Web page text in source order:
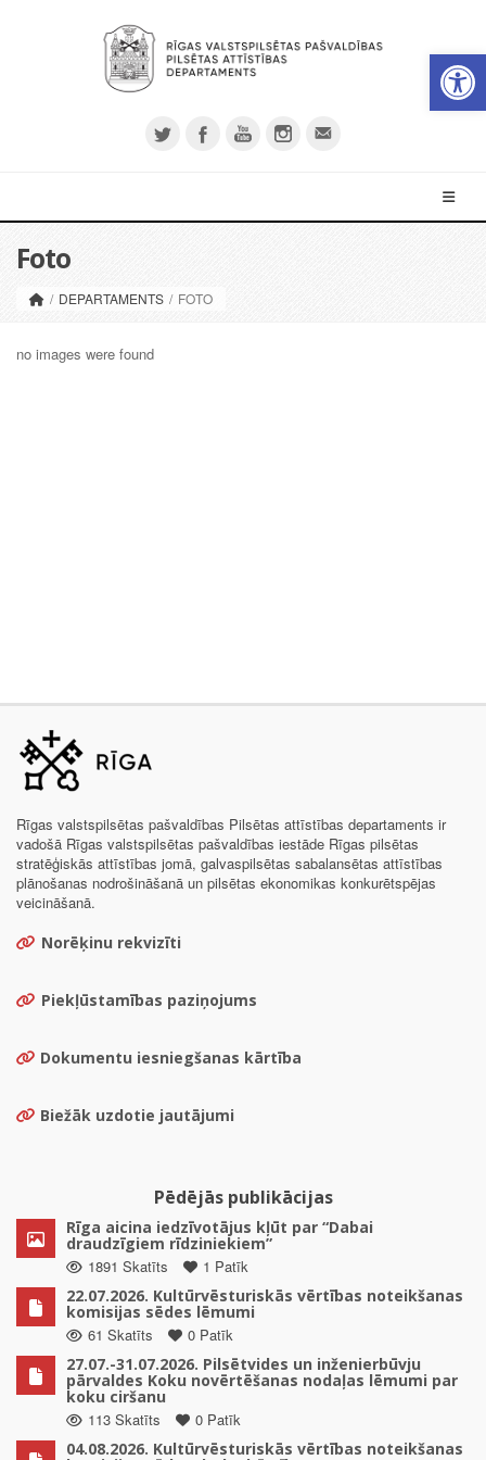
Foto
/ DEPARTAMENTS / FOTO
no images were found
Rīgas valstspilsētas pašvaldības Pilsētas attīstības departaments ir
vadošā Rīgas valstspilsētas pašvaldības iestāde Rīgas pilsētas
stratēģiskās attīstības jomā, galvaspilsētas sabalansētas attīstības
plānošanas nodrošināšanā un pilsētas ekonomikas konkurētspējas
veicināšanā.
Norēķinu rekvizīti
Piekļūstamības paziņojums
Dokumentu iesniegšanas kārtība
Biežāk uzdotie jautājumi
Pēdējās publikācijas
Rīga aicina iedzīvotājus kļūt par “Dabai
draudzīgiem rīdziniekiem”
1891 Skatīts
1 Patīk
22.07.2026. Kultūrvēsturiskās vērtības noteikšanas
komisijas sēdes lēmumi
61 Skatīts
0 Patīk
27.07.-31.07.2026. Pilsētvides un inženierbūvju
pārvaldes Koku novērtēšanas nodaļas lēmumi par
koku ciršanu
113 Skatīts
0 Patīk
04.08.2026. Kultūrvēsturiskās vērtības noteikšanas